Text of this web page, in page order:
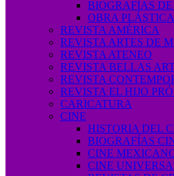
BIOGRAFÍAS DE
OBRA PLÁSTICA
REVISTA AMÉRICA
REVISTA ARTES DE
REVISTA ATENEO
REVISTA BELLAS
REVISTA
REVISTA EL HIJO
CARICATURA
CINE
HISTORIA DEL
BIOGRAFÍAS
CINE
CINE